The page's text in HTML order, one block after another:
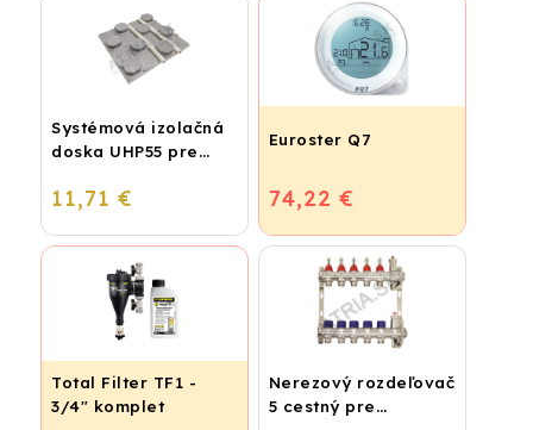
Systémová izolačná
doska UHP55 pre
(STIROTERMAL
11,71 €
Euroster Q7
74,22 €
Total Filter TF1 -
3/4" komplet
Nerezový rozdeľovač
5 cestný pre